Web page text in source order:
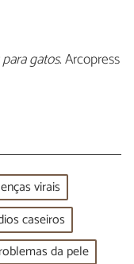
gatos. Arcopress
virais
caseiros
da pele